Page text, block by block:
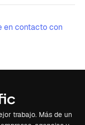
en contacto con
trabajo. Más de un